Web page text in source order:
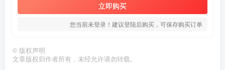
立即购买
您当前未登录！建议登陆后购买，可保存购买订单
© 版权声明
文章版权归作者所有，未经允许请勿转载。